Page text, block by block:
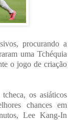
procurando a
uma Tchéquia
o jogo de criação
os asiáticos
chances em
Lee Kang-In